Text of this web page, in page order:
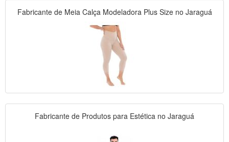
Fabricante de Meia Calça Modeladora Plus Size no Jaraguá
Fabricante de Produtos para Estética no Jaraguá